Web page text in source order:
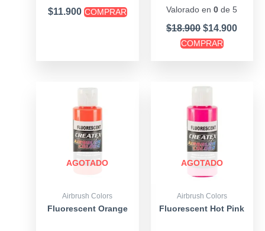
$11.900 COMPRAR
Valorado en0 de 5
$18.900 $14.900
COMPRAR
AGOTADO
Airbrush Colors
Fluorescent Orange
AGOTADO
Airbrush Colors
Fluorescent Hot Pink